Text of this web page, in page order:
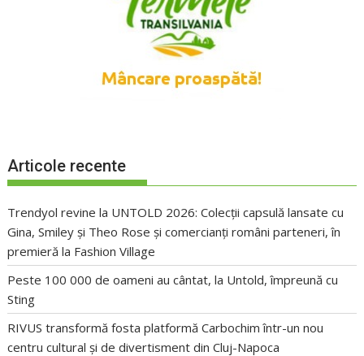
Articole recente
Trendyol revine la UNTOLD 2026: Colecții capsulă lansate cu
Gina, Smiley și Theo Rose și comercianți români parteneri, în
premieră la Fashion Village
Peste 100 000 de oameni au cântat, la Untold, împreună cu
Sting
RIVUS transformă fosta platformă Carbochim într-un nou
centru cultural și de divertisment din Cluj-Napoca